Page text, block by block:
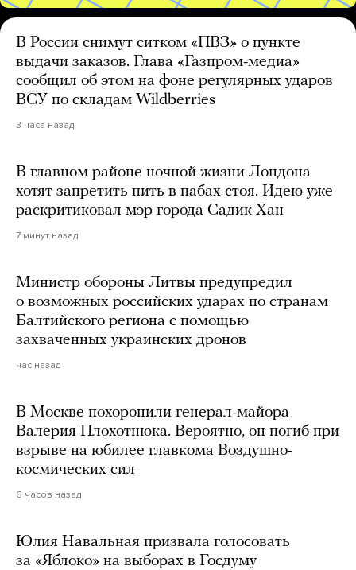
В России снимут ситком «ПВЗ» о пункте
выдачи заказов. Глава «Газпром-медиа»
сообщил об этом на фоне регулярных ударов
ВСУ по складам Wildberries
3 часа назад
В главном районе ночной жизни Лондона
хотят запретить пить в пабах стоя. Идею уже
раскритиковал мэр города Садик Хан
7 минут назад
Министр обороны Литвы предупредил
о возможных российских ударах по странам
Балтийского региона с помощью
захваченных украинских дронов
час назад
В Москве похоронили генерал-майора
Валерия Плохотнюка. Вероятно, он погиб при
взрыве на юбилее главкома Воздушно-
космических сил
6 часов назад
Юлия Навальная призвала голосовать
за «Яблоко» на выборах в Госдуму